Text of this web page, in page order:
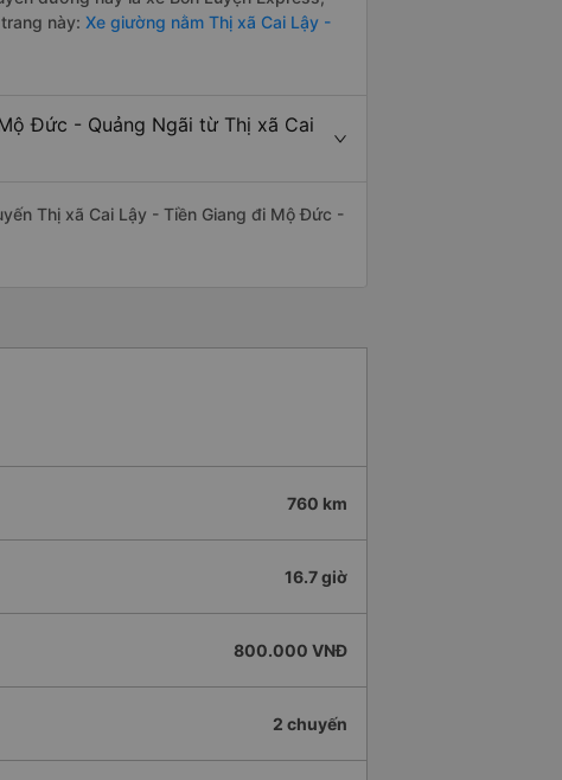
này: Xe giường nằm Thị xã Cai Lậy -
Đức - Quảng Ngãi từ Thị xã Cai
Thị xã Cai Lậy - Tiền Giang đi Mộ Đức -
760 km
16.7 giờ
800.000 VNĐ
2 chuyến